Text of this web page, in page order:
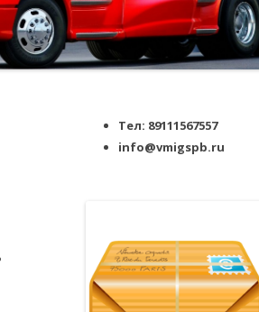
Тел: 89111567557
info@vmigspb.ru